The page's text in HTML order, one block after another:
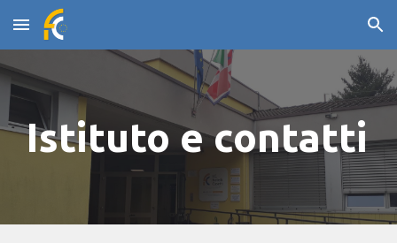
Skip to main content Skip to navigation
Istituto e contatti